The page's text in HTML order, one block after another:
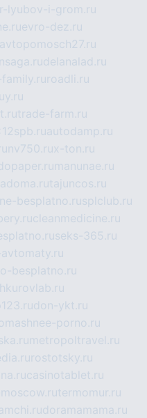
lyubov-i-grom.ru
evro-dez.ru
avtopomosch27.ru
delanalad.ru
roadli.ru
trade-farm.ru
autodamp.ru
nv750.rux-ton.ru
manunae.ru
tajuncos.ru
besplatno.rusplclub.ru
cleanmedicine.ru
seks-365.ru
besplatno.ru
don-ykt.ru
porno.ru
metropoltravel.ru
rostotsky.ru
casinotablet.ru
termomur.ru
doramamama.ru